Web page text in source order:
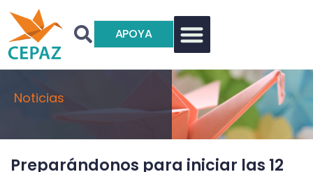
APOYA
Noticias
Preparándonos para iniciar las 12